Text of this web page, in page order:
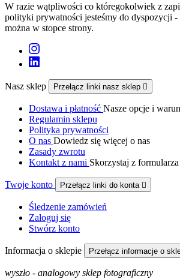
W razie wątpliwości co któregokolwiek z
polityki prywatności jesteśmy do dyspozycji -
można w stopce strony.
Nasz sklep Przełącz linki nasz sklep 
Dostawa i płatność Nasze opcje i
Regulamin sklepu
Polityka prywatności
O nas Dowiedz się więcej o nas
Zasady zwrotu
Kontakt z nami Skorzystaj z
Twoje konto Przełącz linki do konta 
Śledzenie zamówień
Zaloguj się
Stwórz konto
Informacja o sklepie Przełącz informacje o
wyszło - analogowy sklep fotograficzny